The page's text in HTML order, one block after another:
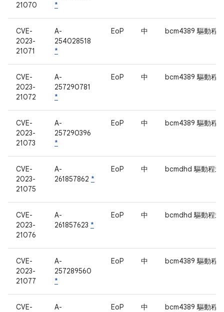
21070
*
CVE-
2023-
21071
A-
254028518
*
EoP 中 bcm4389 驅動程
CVE-
2023-
21072
A-
257290781
*
EoP 中 bcm4389 驅動程
CVE-
2023-
21073
A-
257290396
*
EoP 中 bcm4389 驅動程
CVE-
2023-
21075
A-
261857862 *
EoP 中 bcmdhd 驅動程式
CVE-
2023-
21076
A-
261857623 *
EoP 中 bcmdhd 驅動程式
CVE-
2023-
21077
A-
257289560
*
EoP 中 bcm4389 驅動程
CVE-
A-
EoP 中 bcm4389 驅動程